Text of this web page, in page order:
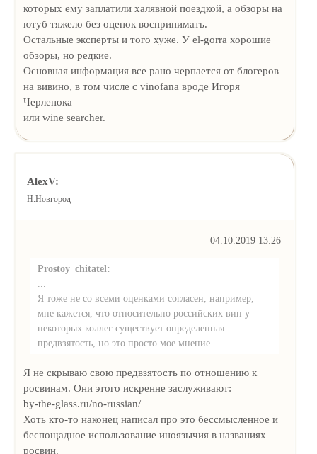
которых ему заплатили халявной поездкой, а обзоры на
ютуб тяжело без оценок воспринимать.
Остальные эксперты и того хуже. У el-gorra хорошие
обзоры, но редкие.
Основная информация все рано черпается от блогеров
на вивино, в том числе с vinofana вроде Игоря
Черленока
или wine searcher.
AlexV:
Н.Новгород
04.10.2019 13:26
Prostoy_chitatel:
Я тоже не со всеми оценками согласен, например,
мне кажется, что относительно российских вин у
некоторых коллег существует определенная
предвзятость, но это просто мое мнение.
Я не скрываю свою предвзятость по отношению к
росвинам. Они этого искренне заслуживают:
by-the-glass.ru/no-russian/
Хоть кто-то наконец написал про это бессмысленное и
беспощадное использование иноязычия в названиях
росвин.